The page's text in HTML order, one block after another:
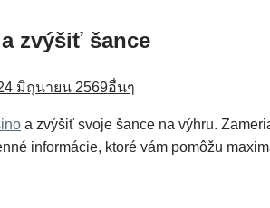
zvýšiť šance
มิถุนายน 2569อื่นๆ
a zvýšiť svoje šance na výhru.
informácie, ktoré vám pomôžu